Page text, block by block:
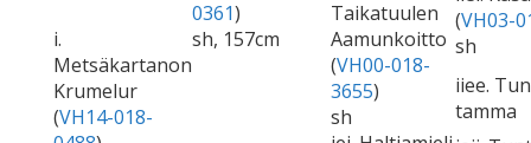
i.
Metsäkartanon
Krumelur
(VH14-018-
0361)
sh, 157cm
Taikatuulen
Aamunkoitto
(VH00-018-
3655)
sh
(VH03-
sh
iiee.
tamma